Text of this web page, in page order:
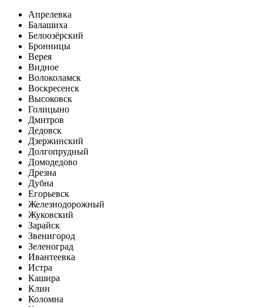
Апрелевка
Балашиха
Белоозёрский
Бронницы
Верея
Видное
Волоколамск
Воскресенск
Высоковск
Голицыно
Дмитров
Дедовск
Дзержинский
Долгопрудный
Домодедово
Дрезна
Дубна
Егорьевск
Железнодорожный
Жуковский
Зарайск
Звенигород
Зеленоград
Ивантеевка
Истра
Кашира
Клин
Коломна